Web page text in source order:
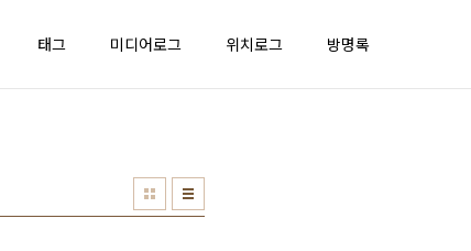
태그 미디어로그 위치로그 방명록